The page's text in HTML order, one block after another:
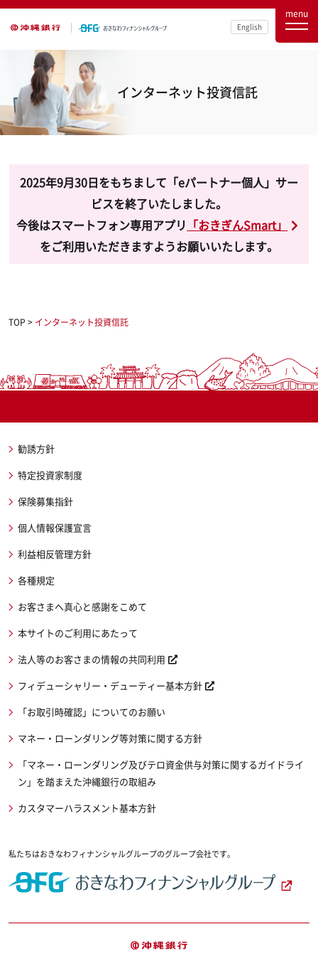
English
menu
インターネット投資信託
2025年9月30日をもちまして「eパートナー個人」サー
ビスを終了いたしました。
今後はスマートフォン専用アプリ 「おきぎんSmart」
をご利用いただきますようお願いいたします。
TOP > インターネット投資信託
私たちはおきなわフィナンシャルグループのグループ会社です。
勧誘方針
特定投資家制度
保険募集指針
個人情報保護宣言
利益相反管理方針
各種規定
お客さまへ真心と感謝をこめて
本サイトのご利用にあたって
法人等のお客さまの情報の共同利用
フィデューシャリー・デューティー基本方針
「お取引時確認」についてのお願い
マネー・ローンダリング等対策に関する方針
「マネー・ローンダリング及びテロ資金供与対策に関するガイドライ
ン」を踏まえた沖縄銀行の取組み
カスタマーハラスメント基本方針